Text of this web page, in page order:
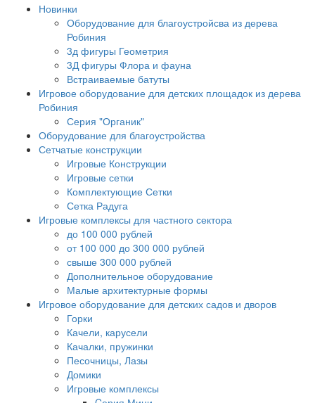
Новинки
Оборудование для благоустройсва из дерева
Робиния
3д фигуры Геометрия
3Д фигуры Флора и фауна
Встраиваемые батуты
Игровое оборудование для детских площадок из дерева
Робиния
Серия "Органик"
Оборудование для благоустройства
Сетчатые конструкции
Игровые Конструкции
Игровые сетки
Комплектующие Сетки
Сетка Радуга
Игровые комплексы для частного сектора
до 100 000 рублей
от 100 000 до 300 000 рублей
свыше 300 000 рублей
Дополнительное оборудование
Малые архитектурные формы
Игровое оборудование для детских садов и дворов
Горки
Качели, карусели
Качалки, пружинки
Песочницы, Лазы
Домики
Игровые комплексы